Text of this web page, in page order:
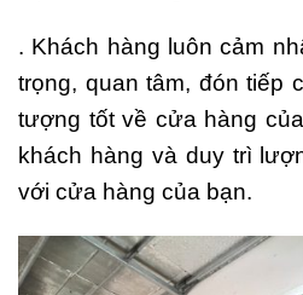
. Khách hàng luôn cảm
trọng, quan tâm, đón tiếp
tượng tốt về cửa hàng
khách hàng và duy trì
với cửa hàng của bạn.